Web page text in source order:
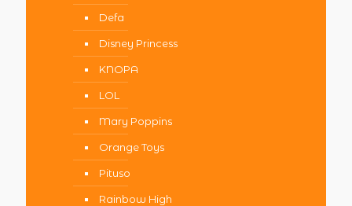
Defa
Disney Princess
KNOPA
LOL
Mary Poppins
Orange Toys
Pituso
Rainbow High